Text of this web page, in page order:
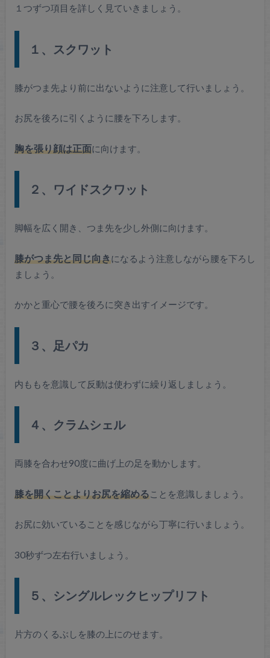
１つずつ項目を詳しく見ていきましょう。
１、スクワット
膝がつま先より前に出ないように注意して行いましょう。
お尻を後ろに引くように腰を下ろします。
胸を張り顔は正面に向けます。
２、ワイドスクワット
脚幅を広く開き、つま先を少し外側に向けます。
膝がつま先と同じ向きになるよう注意しながら腰を下ろし
ましょう。
かかと重心で腰を後ろに突き出すイメージです。
３、足パカ
内ももを意識して反動は使わずに繰り返しましょう。
４、クラムシェル
両膝を合わせ90度に曲げ上の足を動かします。
膝を開くことよりお尻を縮めることを意識しましょう。
お尻に効いていることを感じながら丁寧に行いましょう。
30秒ずつ左右行いましょう。
５、シングルレックヒップリフト
片方のくるぶしを膝の上にのせます。